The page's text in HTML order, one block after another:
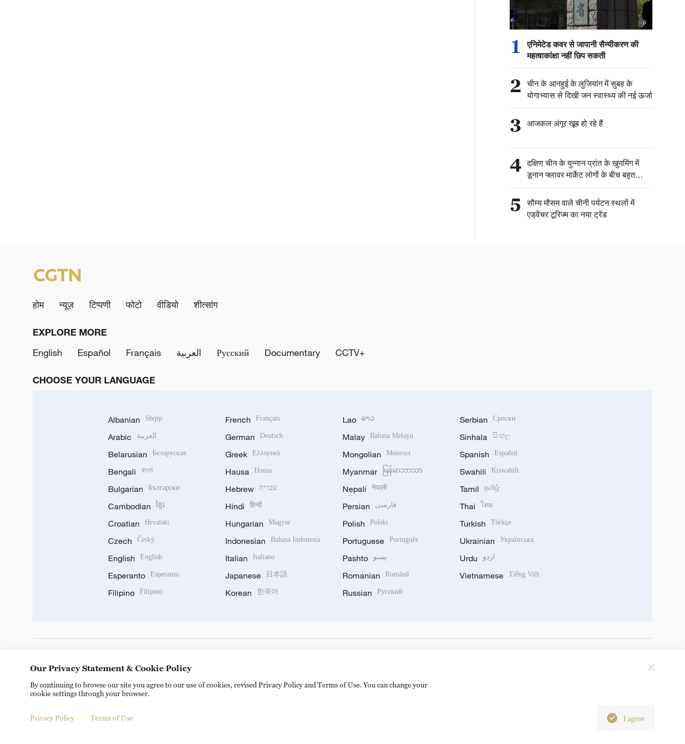
1
एनिमेटेड कवर से जापानी सैन्यीकरण की
महत्वाकांक्षा नहीं छिप सकती
2
चीन के आनहुई के लुजियांग में सुबह के
योगाभ्यास से दिखी जन स्वास्थ्य की नई ऊर्जा
3 आजकल अंगूर खूब हो रहे हैं
4
दक्षिण चीन के युन्नान प्रांत के खुनमिंग में
डूनान फ्लावर मार्केट लोगों के बीच बहुत
लोकप्रिय है।
5
सौम्य मौसम वाले चीनी पर्यटन स्थलों में
एडवेंचर टूरिज्म का नया ट्रेंड
होम न्यूज़ टिप्पणी फोटो वीडियो शीत्सांग
EXPLORE MORE
English
Español Français العربية Русский Documentary CCTV+
CHOOSE YOUR LANGUAGE
Albanian Shqip
Arabic العربية
Belarusian Беларуская
Bengali বাংলা
Bulgarian Български
Cambodian ខ្មែរ
Croatian Hrvatski
Czech Český
English English
Esperanto Esperanto
Filipino Filipino
French Français
German Deutsch
Greek Ελληνικά
Hausa Hausa
Hebrew עברית
Hindi हिन्दी
Hungarian Magyar
Indonesian Bahasa Indonesia
Italian Italiano
Japanese 日本語
Korean 한국어
Lao ລາວ
Malay Bahasa Melayu
Mongolian Монгол
Myanmar မြန်မာဘာသာ
Nepali नेपाली
Persian فارسی
Polish Polski
Portuguese Português
Pashto پښتو
Romanian Română
Russian Русский
Serbian Српски
Sinhala සිංහල
Spanish Español
Swahili Kiswahili
Tamil தமிழ்
Thai ไทย
Turkish Türkçe
Ukrainian Українська
Urdu اردو
Vietnamese Tiếng Việt
Copyright © 2024 CGTN. 京ICP备20000184号
Our Privacy Statement & Cookie Policy
By continuing to browse our site you agree to our use of cookies, revised Privacy Policy and Terms of Use. You can change your
cookie settings through your browser.
Privacy Policy Terms of Use I agree